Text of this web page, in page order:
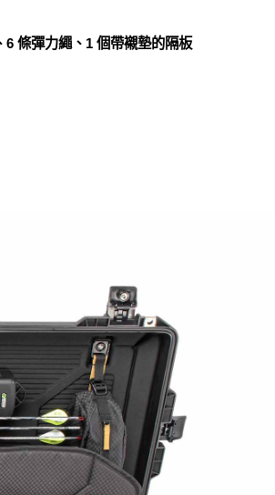
條彈力繩、1 個帶襯墊的隔板